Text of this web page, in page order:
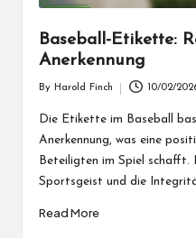
Baseball-Etikette:
Anerkennung
by
By Harold Finch 10/02/
Die Etikette im Baseball
Anerkennung, was eine
Beteiligten im Spiel schafft.
Sportsgeist und die
Read More